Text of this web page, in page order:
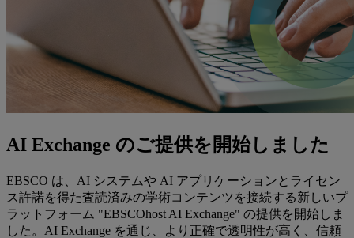
AI Exchange のご提供を開始しました
EBSCO は、AI システムや AI アプリケーションとライセン
ス許諾を得た査読済みの学術コンテンツを接続する新しいプ
ラットフォーム "EBSCOhost AI Exchange" の提供を開始しま
した。AI Exchange を通じ、より正確で透明性が高く、信頼